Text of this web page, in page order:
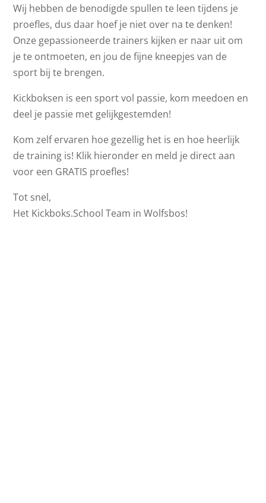
Wij hebben de benodigde spullen te leen tijdens je
proefles, dus daar hoef je niet over na te denken!
Onze gepassioneerde trainers kijken er naar uit om
je te ontmoeten, en jou de fijne kneepjes van de
sport bij te brengen.
Kickboksen is een sport vol passie, kom meedoen en
deel je passie met gelijkgestemden!
Kom zelf ervaren hoe gezellig het is en hoe heerlijk
de training is! Klik hieronder en meld je direct aan
voor een GRATIS proefles!
Tot snel,
Het Kickboks.School Team in Wolfsbos!